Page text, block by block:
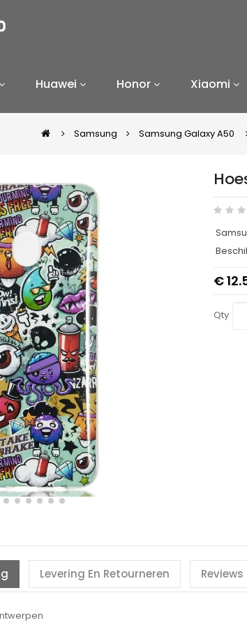
Huawei Honor Xiaomi
Samsung Samsung Galaxy A50
€
Qty
Levering En Retourneren